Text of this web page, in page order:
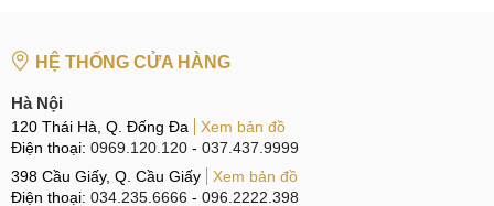
camera và cảm biến vân tay. V50 sở hữu nhiều ống kính
camera hơn. Tuy hoa máy đều sở hữu tấm nền OLED
nhưng V50 vẫn trang bị vân tay phía sau kiểu đã quá cũ
nhưng cực kỳ nhanh và nhạy, khác với người anh em của
HỆ THỐNG CỬA HÀNG
Hà Nội
120 Thái Hà, Q. Đống Đa
Xem bản đồ
Điện thoại: 0969.120.120 - 037.437.9999
398 Cầu Giấy, Q. Cầu Giấy
Xem bản đồ
Điện thoại: 034.235.6666 - 096.2222.398